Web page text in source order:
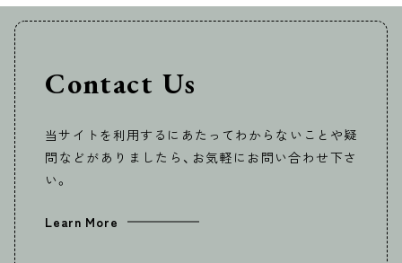
Contact Us
当サイトを利用するにあたってわからないことや疑
問などがありましたら、お気軽にお問い合わせ下さ
い。
Learn More